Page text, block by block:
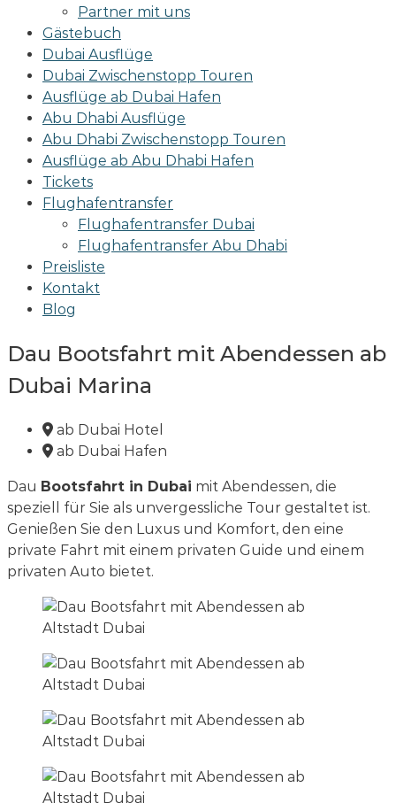
Partner mit uns
Gästebuch
Dubai Ausflüge
Dubai Zwischenstopp Touren
Ausflüge ab Dubai Hafen
Abu Dhabi Ausflüge
Abu Dhabi Zwischenstopp Touren
Ausflüge ab Abu Dhabi Hafen
Tickets
Flughafentransfer
Flughafentransfer Dubai
Flughafentransfer Abu Dhabi
Preisliste
Kontakt
Blog
Dau Bootsfahrt mit Abendessen ab
Dubai Marina
ab Dubai Hotel
ab Dubai Hafen
Dau Bootsfahrt in Dubai mit Abendessen, die
speziell für Sie als unvergessliche Tour gestaltet ist.
Genießen Sie den Luxus und Komfort, den eine
private Fahrt mit einem privaten Guide und einem
privaten Auto bietet.